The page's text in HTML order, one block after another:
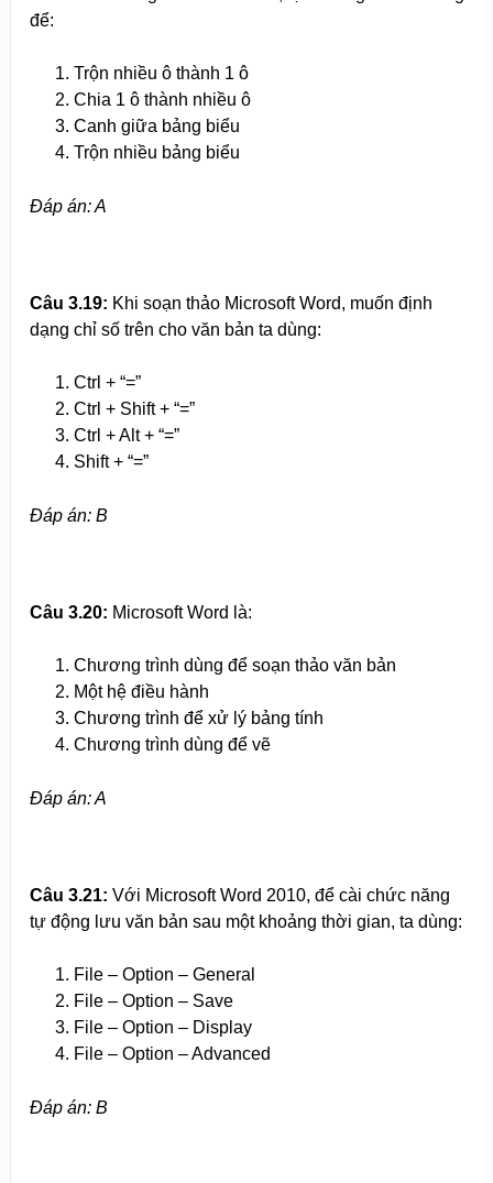
để:
Trộn nhiều ô thành 1 ô
Chia 1 ô thành nhiều ô
Canh giữa bảng biểu
Trộn nhiều bảng biểu
Đáp án: A
Câu 3.19: Khi soạn thảo Microsoft Word, muốn định
dạng chỉ số trên cho văn bản ta dùng:
Ctrl + “=”
Ctrl + Shift + “=”
Ctrl + Alt + “=”
Shift + “=”
Đáp án: B
Câu 3.20: Microsoft Word là:
Chương trình dùng để soạn thảo văn bản
Một hệ điều hành
Chương trình để xử lý bảng tính
Chương trình dùng để vẽ
Đáp án: A
Câu 3.21: Với Microsoft Word 2010, để cài chức năng
tự động lưu văn bản sau một khoảng thời gian, ta dùng:
File – Option – General
File – Option – Save
File – Option – Display
File – Option – Advanced
Đáp án: B